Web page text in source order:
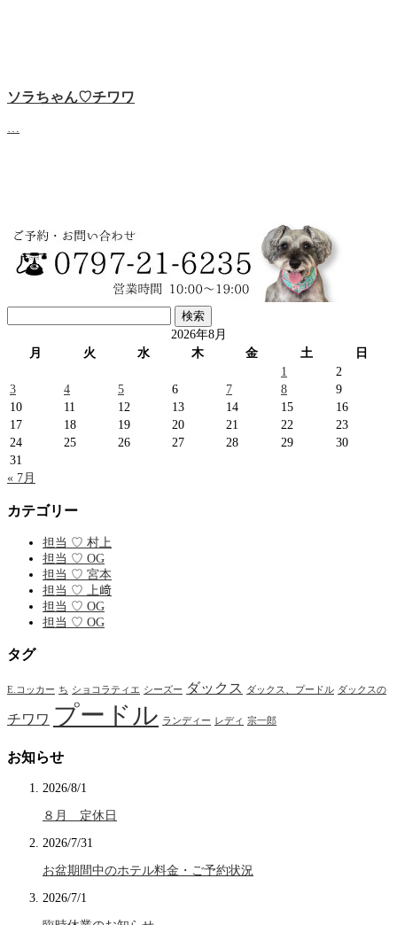
ソラちゃん♡‬チワワ
索:
2026年8月
月
火 水 木 金 土
日
1
2
3
4 5 6 7 8
9
10
11 12 13 14 15
16
17
18 19 20 21 22
23
24
25 26 27 28 29
30
31
« 7月
カテゴリー
担当 ♡ 村上
担当 ♡ OG
担当 ♡ 宮本
担当 ♡ 上﨑
担当 ♡ OG
担当 ♡ OG
タグ
E.コッカー ち ショコラティエ シーズー ダックス ダックス、プードル ダックスの
チワワ プードル ランディー レディ 宗一郎
お知らせ
2026/8/1
８月 定休日
2026/7/31
お盆期間中のホテル料金・ご予約状況
2026/7/1